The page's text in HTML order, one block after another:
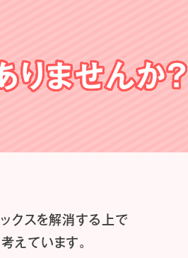
りませんか？
クスを解消する上で
考えています。